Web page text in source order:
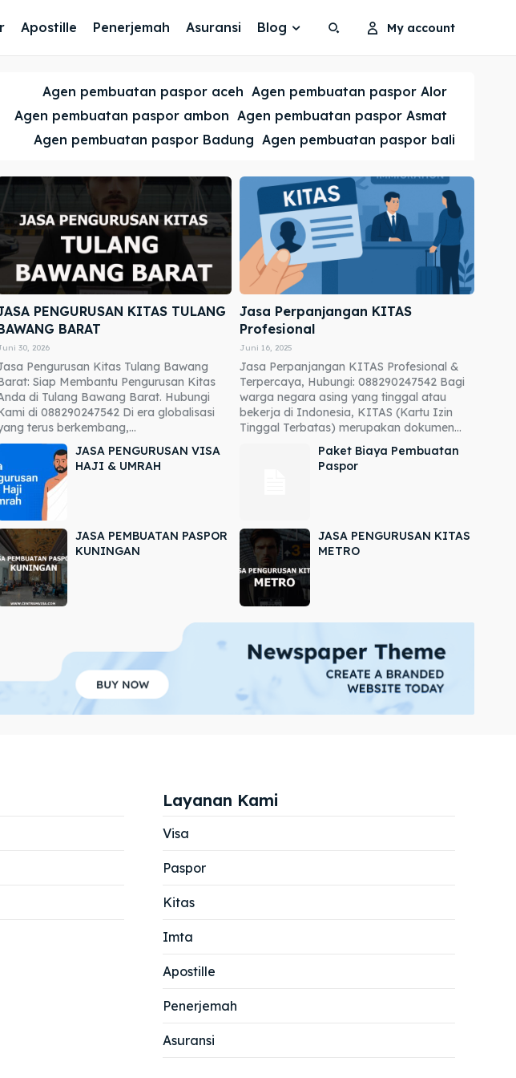
Cari
Cari
Apostille Penerjemah Asuransi Blog My account
Agen pembuatan paspor aceh Agen pembuatan paspor Alor
Agen pembuatan paspor ambon Agen pembuatan paspor Asmat
Agen pembuatan paspor Badung Agen pembuatan paspor bali
PENGURUSAN KITAS TULANG
BARAT
30, 2026
Pengurusan Kitas Tulang Bawang
Siap Membantu Pengurusan Kitas
di Tulang Bawang Barat. Hubungi
di 088290247542 Di era globalisasi
terus berkembang,...
Jasa Perpanjangan KITAS
Profesional
Juni 16, 2025
Jasa Perpanjangan KITAS Profesional &
Terpercaya, Hubungi: 088290247542 Bagi
warga negara asing yang tinggal atau
bekerja di Indonesia, KITAS (Kartu Izin
Tinggal Terbatas) merupakan dokumen...
JASA PENGURUSAN VISA
HAJI & UMRAH
Paket Biaya Pembuatan
Paspor
JASA PEMBUATAN PASPOR
KUNINGAN
JASA PENGURUSAN KITAS
METRO
Layanan Kami
Visa
Paspor
Kitas
Imta
Apostille
Penerjemah
Asuransi